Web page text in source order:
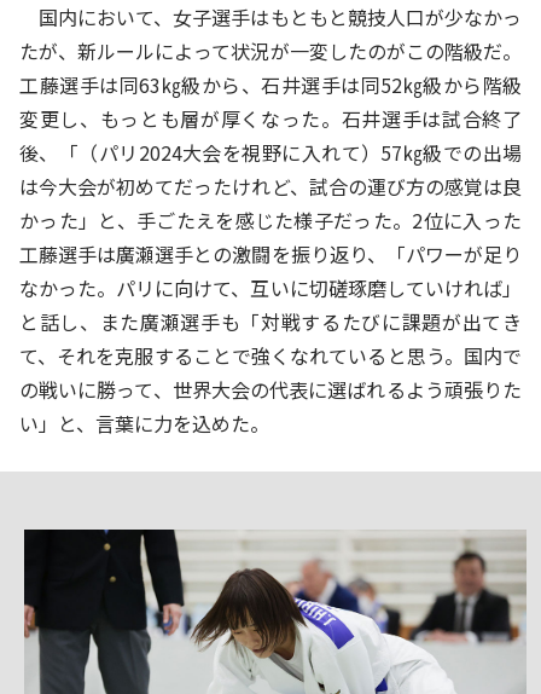
国内において、女子選手はもともと競技人口が少なかっ
たが、新ルールによって状況が一変したのがこの階級だ。
工藤選手は同63㎏級から、石井選手は同52㎏級から階級
変更し、もっとも層が厚くなった。石井選手は試合終了
後、「（パリ2024大会を視野に入れて）57㎏級での出場
は今大会が初めてだったけれど、試合の運び方の感覚は良
かった」と、手ごたえを感じた様子だった。2位に入った
工藤選手は廣瀬選手との激闘を振り返り、「パワーが足り
なかった。パリに向けて、互いに切磋琢磨していければ」
と話し、また廣瀬選手も「対戦するたびに課題が出てき
て、それを克服することで強くなれていると思う。国内で
の戦いに勝って、世界大会の代表に選ばれるよう頑張りた
い」と、言葉に力を込めた。